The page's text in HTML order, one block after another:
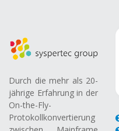
Durch die mehr als 20-
jährige Erfahrung in der
On-the-Fly-
Protokollkonvertierung